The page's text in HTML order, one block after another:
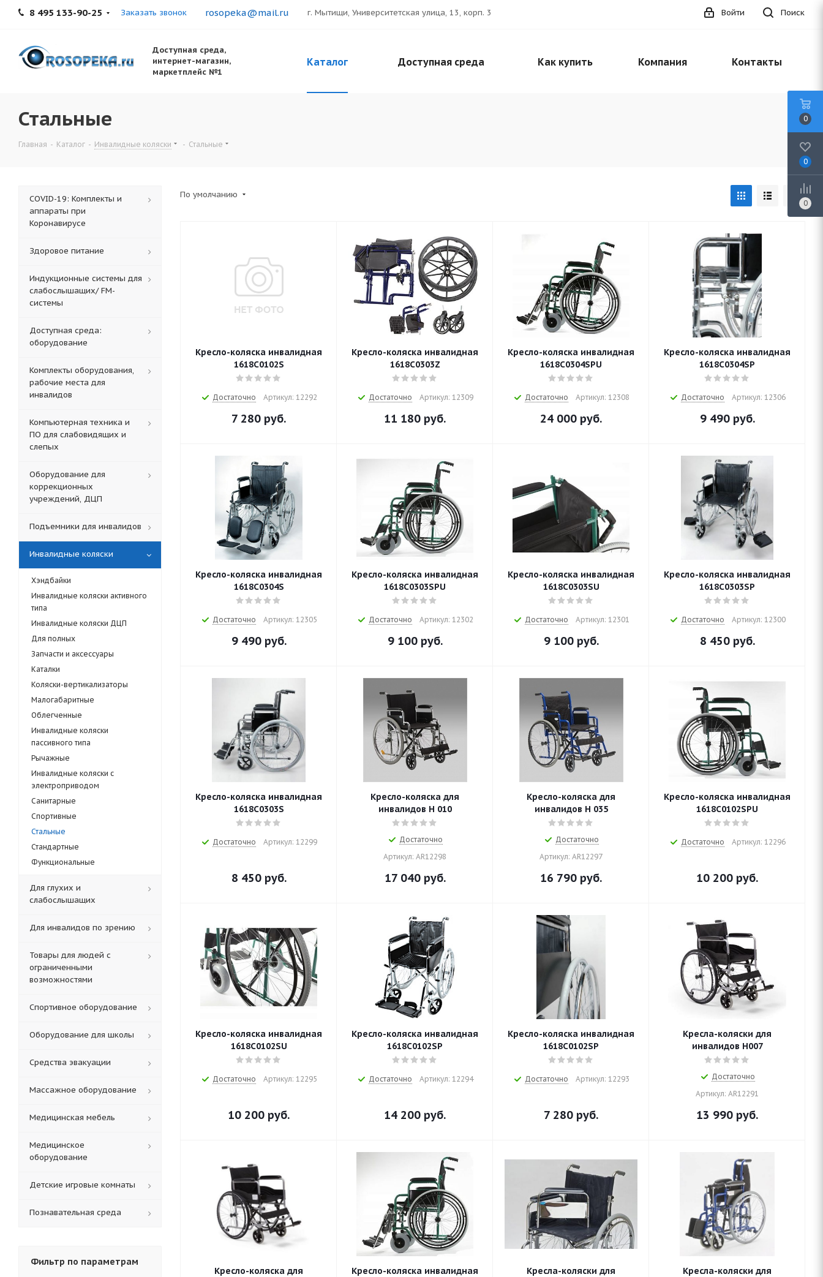
8 495 133-90-25 Заказать звонок rosopeka@mail.ru г. Мытищи, Университетская улица, 13, корп. 3 Поиск
Войти
Доступная среда,
интернет-магазин,
маркетплейс №1
Каталог Доступная среда Как купить Компания Контакты
Стальные
Главная - Каталог - Инвалидные коляски - Стальные
По умолчанию
Кресло-коляска инвалидная
1618С0102S
Достаточно Артикул: 12292
7 280 руб.
Кресло-коляска инвалидная
1618С0303Z
Достаточно Артикул: 12309
11 180 руб.
Кресло-коляска инвалидная
1618С0304SPU
Достаточно Артикул: 12308
24 000 руб.
Кресло-коляска инвалидная
1618С0304SP
Достаточно Артикул: 12306
9 490руб.
Кресло-коляска инвалидная
1618С0304S
Достаточно Артикул: 12305
9 490руб.
Кресло-коляска инвалидная
1618С0303SPU
Достаточно Артикул: 12302
9 100руб.
Кресло-коляска инвалидная
1618С0303SU
Достаточно Артикул: 12301
9 100руб.
Кресло-коляска инвалидная
1618С0303SP
Достаточно Артикул: 12300
8 450руб.
Кресло-коляска инвалидная
1618С0303S
Достаточно Артикул: 12299
8 450руб.
Кресло-коляска для
инвалидов Н 010
Достаточно
Артикул: AR12298
17 040руб.
Кресло-коляска для
инвалидов Н 035
Достаточно
Артикул: AR12297
16 790 руб.
Кресло-коляска инвалидная
1618С0102SPU
Достаточно Артикул: 12296
10 200 руб.
Кресло-коляска инвалидная
1618С0102SU
Достаточно Артикул: 12295
10 200 руб.
Кресло-коляска инвалидная
1618С0102SP
Достаточно Артикул: 12294
14 200 руб.
Кресло-коляска инвалидная
1618С0102SP
Достаточно Артикул: 12293
7 280 руб.
Кресла-коляски для
инвалидов H007
Достаточно
Артикул: AR12291
13 990 руб.
Кресло-коляска для
Кресло-коляска инвалидная
Кресла-коляски для
Кресла-коляски для
COVID-19: Комплекты и
аппараты при
Коронавирусе
Здоровое питание
Индукционные системы для
слабослышащих/ FM-
системы
Доступная среда:
оборудование
Комплекты оборудования,
рабочие места для
инвалидов
Компьютерная техника и
ПО для слабовидящих и
слепых
Оборудование для
коррекционных
учреждений, ДЦП
Подъемники для инвалидов
Инвалидные коляски
Хэндбайки
Инвалидные коляски активного
типа
Инвалидные коляски ДЦП
Для полных
Запчасти и аксессуары
Каталки
Коляски-вертикализаторы
Малогабаритные
Облегченные
Инвалидные коляски
пассивного типа
Рычажные
Инвалидные коляски с
электроприводом
Санитарные
Спортивные
Стальные
Стандартные
Функциональные
Для глухих и
слабослышащих
Для инвалидов по зрению
Товары для людей с
ограниченными
возможностями
Спортивное оборудование
Оборудование для школы
Средства эвакуации
Массажное оборудование
Медицинская мебель
Медицинское
оборудование
Детские игровые комнаты
Познавательная среда
Фильтр по параметрам
0
0
0